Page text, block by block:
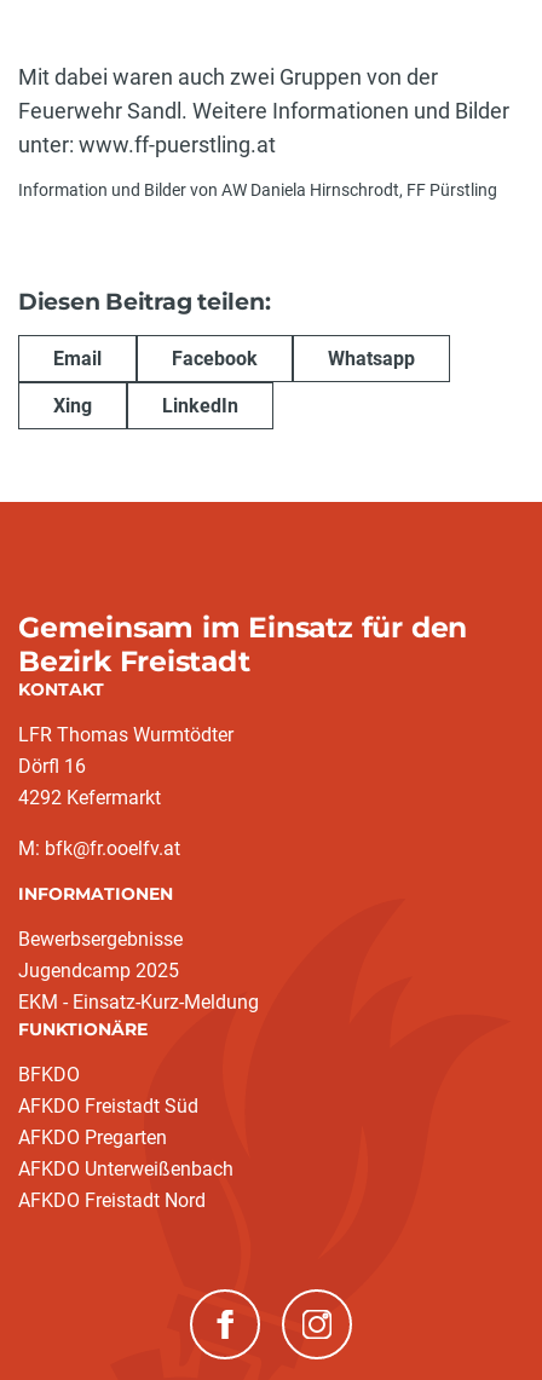
Mit dabei waren auch zwei Gruppen von der
Feuerwehr Sandl. Weitere Informationen und Bilder
unter: www.ff-puerstling.at
Information und Bilder von AW Daniela Hirnschrodt, FF Pürstling
Diesen Beitrag teilen:
Email Facebook Whatsapp
Xing LinkedIn
Gemeinsam im Einsatz für den
Bezirk Freistadt
KONTAKT
LFR Thomas Wurmtödter
Dörfl 16
4292 Kefermarkt
M: bfk@fr.ooelfv.at
INFORMATIONEN
Bewerbsergebnisse
Jugendcamp 2025
EKM - Einsatz-Kurz-Meldung
FUNKTIONÄRE
BFKDO
AFKDO Freistadt Süd
AFKDO Pregarten
AFKDO Unterweißenbach
AFKDO Freistadt Nord
(neues Fenster)(neues Fenster)